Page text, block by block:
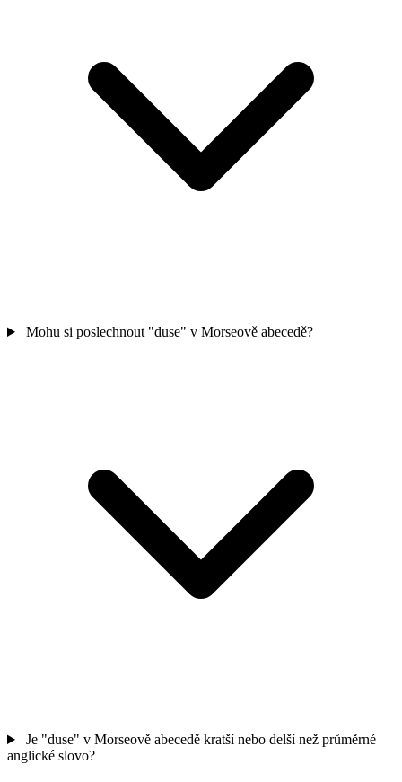
Mohu si poslechnout "duse" v Morseově abecedě?
Je "duse" v Morseově abecedě kratší nebo delší než průměrné
anglické slovo?